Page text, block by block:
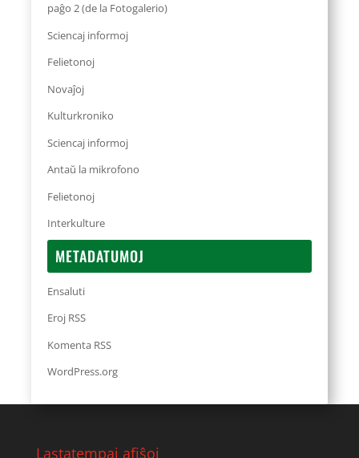
paĝo 2 (de la Fotogalerio)
Sciencaj informoj
Felietonoj
Novaĵoj
Kulturkroniko
Sciencaj informoj
Antaŭ la mikrofono
Felietonoj
Interkulture
METADATUMOJ
Ensaluti
Eroj RSS
Komenta RSS
WordPress.org
Lastatempaj afiŝoj